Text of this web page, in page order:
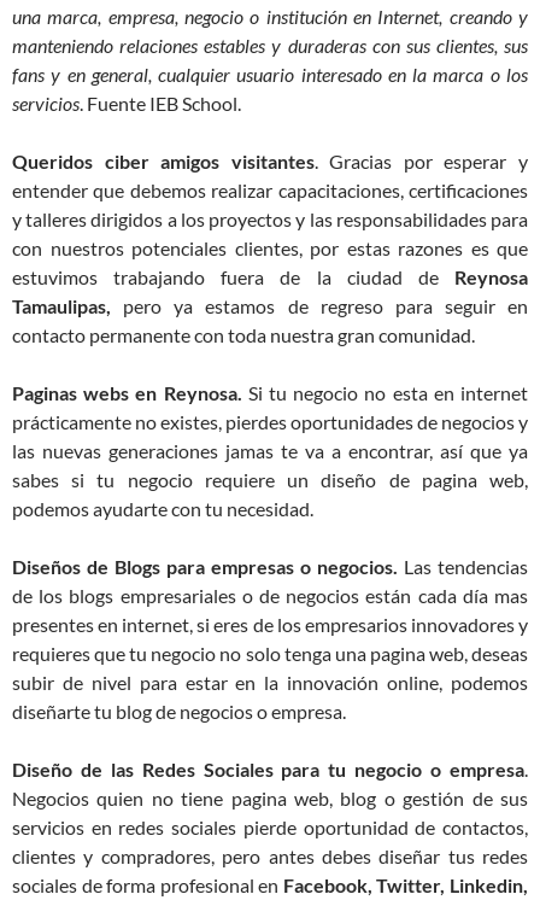
una marca, empresa, negocio o institución en Internet, creando y
manteniendo relaciones estables y duraderas con sus clientes, sus
fans y en general, cualquier usuario interesado en la marca o los
servicios. Fuente IEB School.
Queridos ciber amigos visitantes. Gracias por esperar y
entender que debemos realizar capacitaciones, certificaciones
y talleres dirigidos a los proyectos y las responsabilidades para
con nuestros potenciales clientes, por estas razones es que
estuvimos trabajando fuera de la ciudad de Reynosa
Tamaulipas, pero ya estamos de regreso para seguir en
contacto permanente con toda nuestra gran comunidad.
Paginas webs en Reynosa. Si tu negocio no esta en internet
prácticamente no existes, pierdes oportunidades de negocios y
las nuevas generaciones jamas te va a encontrar, así que ya
sabes si tu negocio requiere un diseño de pagina web,
podemos ayudarte con tu necesidad.
Diseños de Blogs para empresas o negocios. Las tendencias
de los blogs empresariales o de negocios están cada día mas
presentes en internet, si eres de los empresarios innovadores y
requieres que tu negocio no solo tenga una pagina web, deseas
subir de nivel para estar en la innovación online, podemos
diseñarte tu blog de negocios o empresa.
Diseño de las Redes Sociales para tu negocio o empresa.
Negocios quien no tiene pagina web, blog o gestión de sus
servicios en redes sociales pierde oportunidad de contactos,
clientes y compradores, pero antes debes diseñar tus redes
sociales de forma profesional en Facebook, Twitter, Linkedin,